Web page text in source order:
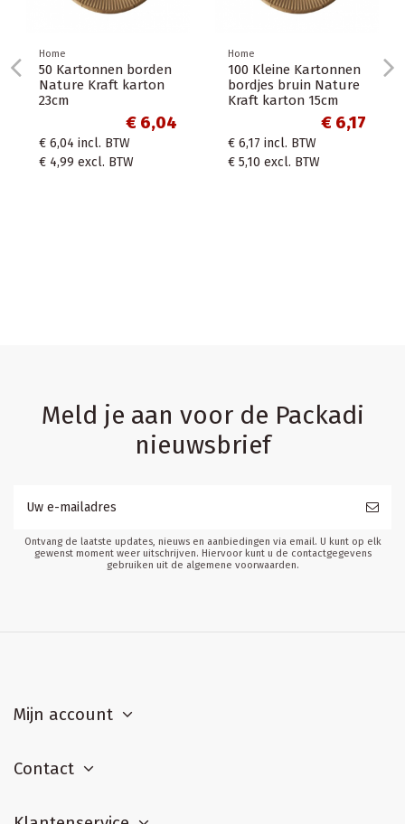
Kartonnen
bruin Nature
15cm
BTW
BTW
50 x Draagtrays van
gerecycled karton
voor 2 bekers
€ 4,48
Meld je aan voor de Packadi
nieuwsbrief
Ontvang de laatste updates, nieuws en aanbiedingen via email. U kunt op elk
gewenst moment weer uitschrijven. Hiervoor kunt u de contactgegevens
gebruiken uit de algemene voorwaarden.
Mijn account
Contact